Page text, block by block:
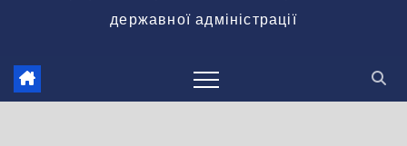
державної адміністрації